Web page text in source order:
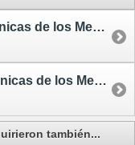
La Leyenda de Kell / Las Crónicas de los Mecavampiros 1
Ladronas de Almas / Las Crónicas de los Mecavampiros 2
también...